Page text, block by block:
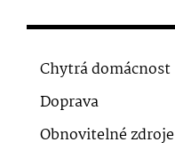
Chytrá domácnost
Doprava
Obnovitelné zdroje